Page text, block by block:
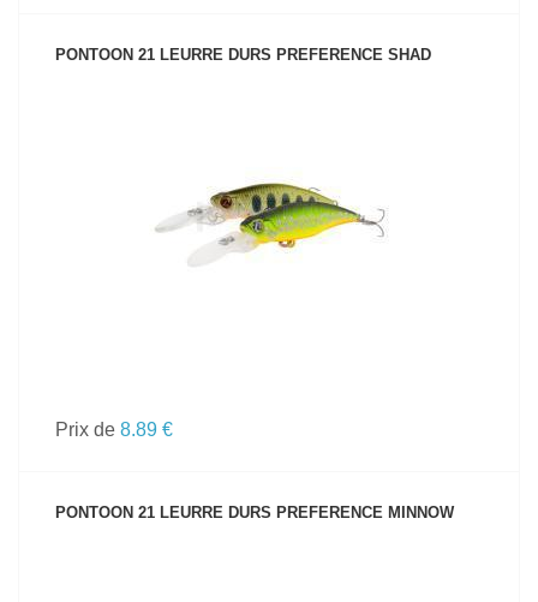
PONTOON 21 LEURRE DURS PREFERENCE SHAD
Prix de 8.89 €
PONTOON 21 LEURRE DURS PREFERENCE MINNOW